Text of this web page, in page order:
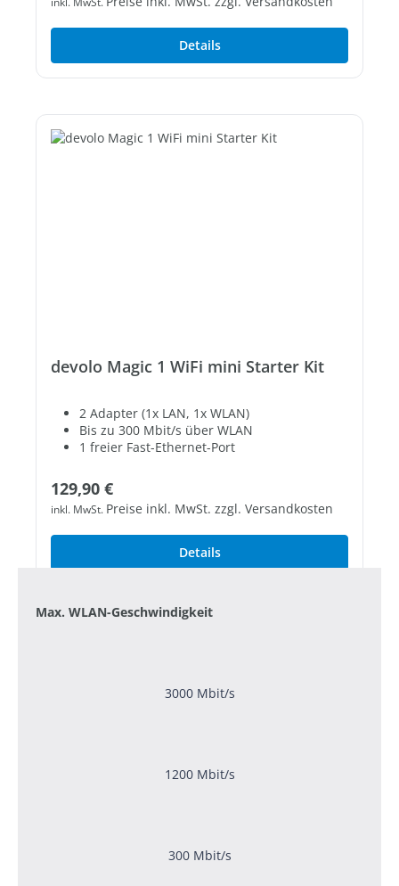
Details
devolo Magic 1 WiFi mini Starter Kit
2 Adapter (1x LAN, 1x WLAN)
Bis zu 300 Mbit/s über WLAN
1 freier Fast-Ethernet-Port
Regulärer Preis:
129,90 €
inkl. MwSt. Preise inkl. MwSt. zzgl. Versandkosten
Details
Max. WLAN-Geschwindigkeit
3000 Mbit/s
1200 Mbit/s
300 Mbit/s